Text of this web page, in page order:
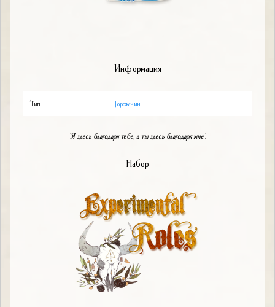
Информация
Тип Горожанин
"Я здесь благодаря тебе, а ты здесь благодаря мне".
Набор